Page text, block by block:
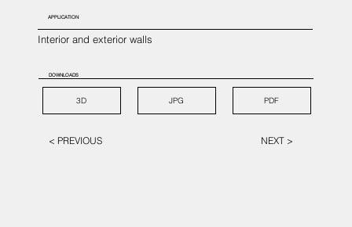
Interior and exterior walls
APPLICATION
DOWNLOADS
3D JPG PDF
< PREVIOUS NEXT >